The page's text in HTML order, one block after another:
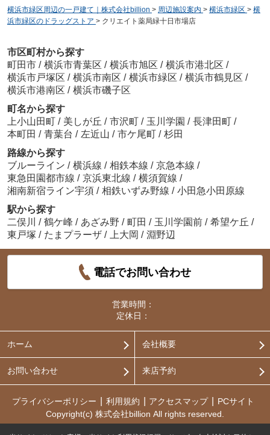
横浜市緑区周辺の一戸建て｜株式会社billion > 周辺施設案内 > 横浜市緑区 > 横
浜市緑区のドラッグストア > クリエイト薬局緑十日市場店
市区町村から探す
町田市 / 横浜市青葉区 / 横浜市旭区 / 横浜市港北区 /
横浜市戸塚区 / 横浜市南区 / 横浜市緑区 / 横浜市鶴見区 /
横浜市港南区 / 横浜市磯子区
町名から探す
上小山田町 / 美しが丘 / 市沢町 / 玉川学園 / 長津田町 /
本町田 / 青葉台 / 左近山 / 市ケ尾町 / 杉田
路線から探す
ブルーライン / 横浜線 / 相鉄本線 / 京急本線 /
東急田園都市線 / 京浜東北線 / 横須賀線 /
湘南新宿ライン宇須 / 相鉄いずみ野線 / 小田急小田原線
駅から探す
二俣川
/ 鶴ケ峰 / あざみ野 / 町田 / 玉川学園前 / 希望ケ丘 /
東戸塚 / たまプラーザ / 上大岡 / 淵野辺
電話でお問い合わせ
営業時間：
定休日：
ホーム 会社概要
お問い合わせ 来店予約
プライバシーポリシー 利用規約 アクセスマップ
PCサイト
Copyright(c) 株式会社billion All rights reserved.